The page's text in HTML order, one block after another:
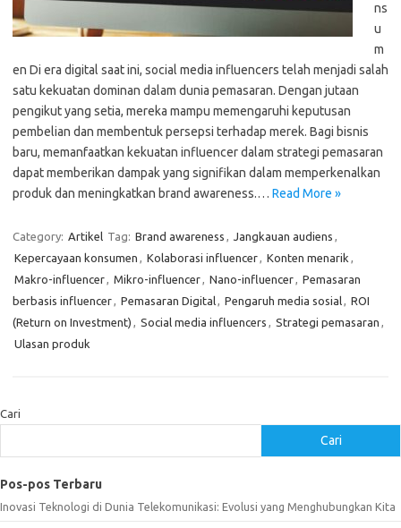
ns
u
m
en Di era digital saat ini, social media influencers telah menjadi salah
satu kekuatan dominan dalam dunia pemasaran. Dengan jutaan
pengikut yang setia, mereka mampu memengaruhi keputusan
pembelian dan membentuk persepsi terhadap merek. Bagi bisnis
baru, memanfaatkan kekuatan influencer dalam strategi pemasaran
dapat memberikan dampak yang signifikan dalam memperkenalkan
produk dan meningkatkan brand awareness.… Read More »
Category: Artikel Tag: Brand awareness , Jangkauan audiens ,
Kepercayaan konsumen , Kolaborasi influencer, Konten menarik ,
Makro-influencer, Mikro-influencer, Nano-influencer, Pemasaran
berbasis influencer, Pemasaran Digital, Pengaruh media sosial, ROI
(Return on Investment) , Social media influencers , Strategi pemasaran ,
Ulasan produk
Cari
Cari
Pos-pos Terbaru
Inovasi Teknologi di Dunia Telekomunikasi: Evolusi yang Menghubungkan Kita